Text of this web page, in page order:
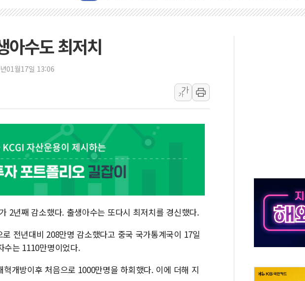
김정관 장관 "영업이익 N% 성과급 반대…상법·자본시장법 개정
청와대, 북한 단거리 탄도미사일 발사에 긴급 안보 점검회의
[베트남 증시] 지수 하락 속 'DGC' 임시 주총 기대감에 홀로 상한가
'월가의 황제' 다이먼 "금융시장 레버리지 위험수위…숨은 차입이
양주 섬유염색공장서 화재 1명 중상…대응 1단계 진압 중
김정관 산업부 장관 "주 52시간 손봐야, 경쟁상대 中과 비교해야"
해군 1함대 창설 80주년…지역과 함께하는 '선봉'의 대민 봉사
[3보] 북, 원산서 동해로 단거리 탄도미사일 1발 발사… 올해 10번째
동해해경, 독도 해상서 부유물 감긴 어선 구조
주한미군 "오산기지 누출, 백린 아닌 무해한 표면 부식 물질"
구미 폐염산처리업체서 불 2시간30여분만에 진화...외국인 노동자
해군과 함께하는 '불금전파, 송정' 시즌2
아수도 최저치
01월17일 13:06
가
가
2년째 감소했다. 출생아수는 또다시 최저치를 경신했다.
전년대비 208만명 감소했다고 중국 국가통계국이 17일
수는 1110만명이었다.
개방이후 처음으로 1000만명을 하회했다. 이에 더해 지